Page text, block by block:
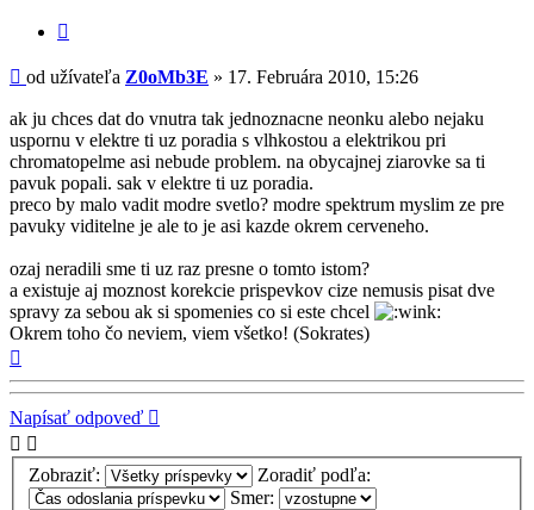
Z0oMb3E
Príspevok
od užívateľa Z0oMb3E » 17. Februára 2010, 15:26
ak ju chces dat do vnutra tak jednoznacne neonku alebo nejaku
uspornu v elektre ti uz poradia s vlhkostou a elektrikou pri
chromatopelme asi nebude problem. na obycajnej ziarovke sa ti
pavuk popali. sak v elektre ti uz poradia.
preco by malo vadit modre svetlo? modre spektrum myslim ze pre
pavuky viditelne je ale to je asi kazde okrem cerveneho.
ozaj neradili sme ti uz raz presne o tomto istom?
a existuje aj moznost korekcie prispevkov cize nemusis pisat dve
spravy za sebou ak si spomenies co si este chcel
Okrem toho čo neviem, viem všetko! (Sokrates)
Napísať odpoveď
Zobraziť:
Zoradiť podľa:
Smer: